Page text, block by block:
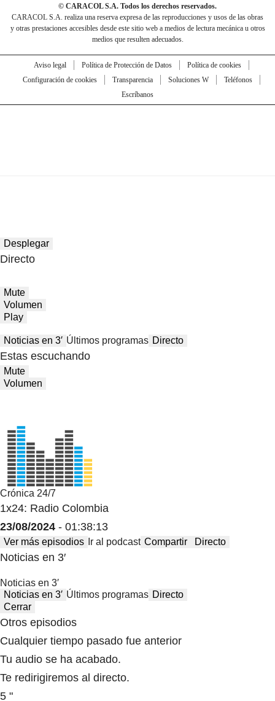
© CARACOL S.A. Todos los derechos reservados.
CARACOL S.A. realiza una reserva expresa de las reproducciones y usos de las obras
y otras prestaciones accesibles desde este sitio web a medios de lectura mecánica u otros
medios que resulten adecuados.
Aviso legal Política de Protección de Datos
Política de cookies
Configuración de cookies
Transparencia Soluciones W
Teléfonos
Escríbanos
Desplegar
Directo
Mute
Volumen
Play
Noticias en 3′ Últimos programas Directo
Estas escuchando
Mute
Volumen
Crónica 24/7
1x24: Radio Colombia
23/08/2024 - 01:38:13
Ver más episodios Ir al podcast Compartir Directo
Noticias en 3′
Noticias en 3′
Noticias en 3′ Últimos programas Directo
Cerrar
Otros episodios
Cualquier tiempo pasado fue anterior
Tu audio se ha acabado.
Te redirigiremos al directo.
5 "